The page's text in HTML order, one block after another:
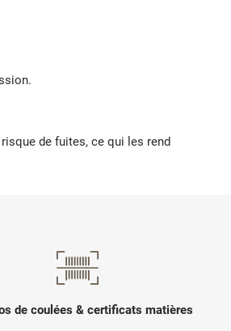
de fuites, ce qui les rend
de coulées & certificats matières